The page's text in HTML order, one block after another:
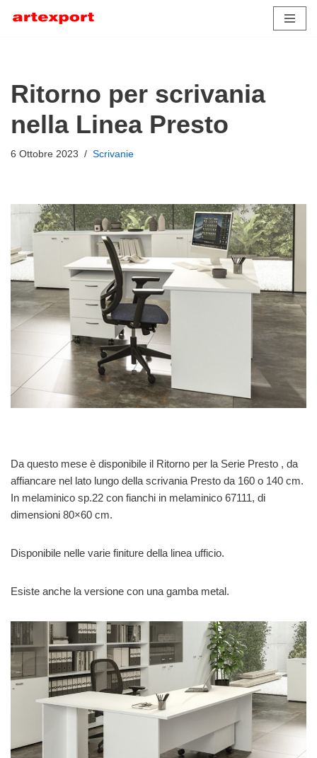
Ritorno per scrivania
nella Linea Presto
6 Ottobre 2023 Scrivanie
Da questo mese è disponibile il Ritorno per la Serie Presto , da
affiancare nel lato lungo della scrivania Presto da 160 o 140 cm.
In melaminico sp.22 con fianchi in melaminico 67111, di
dimensioni 80×60 cm.
Disponibile nelle varie finiture della linea ufficio.
Esiste anche la versione con una gamba metal.